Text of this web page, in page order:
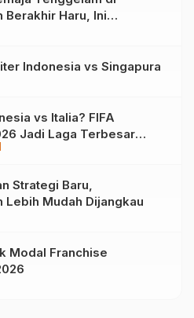
Berakhir Haru, Ini
Indonesia vs Singapura
vs Italia? FIFA
Jadi Laga Terbesar
Strategi Baru,
Lebih Mudah Dijangkau
Modal Franchise